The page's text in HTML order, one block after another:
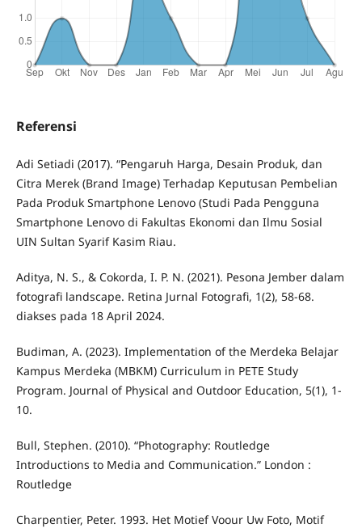
Referensi
Adi Setiadi (2017). “Pengaruh Harga, Desain Produk, dan
Citra Merek (Brand Image) Terhadap Keputusan Pembelian
Pada Produk Smartphone Lenovo (Studi Pada Pengguna
Smartphone Lenovo di Fakultas Ekonomi dan Ilmu Sosial
UIN Sultan Syarif Kasim Riau.
Aditya, N. S., & Cokorda, I. P. N. (2021). Pesona Jember dalam
fotografi landscape. Retina Jurnal Fotografi, 1(2), 58-68.
diakses pada 18 April 2024.
Budiman, A. (2023). Implementation of the Merdeka Belajar
Kampus Merdeka (MBKM) Curriculum in PETE Study
Program. Journal of Physical and Outdoor Education, 5(1), 1-
10.
Bull, Stephen. (2010). “Photography: Routledge
Introductions to Media and Communication.” London :
Routledge
Charpentier, Peter. 1993. Het Motief Voour Uw Foto, Motif